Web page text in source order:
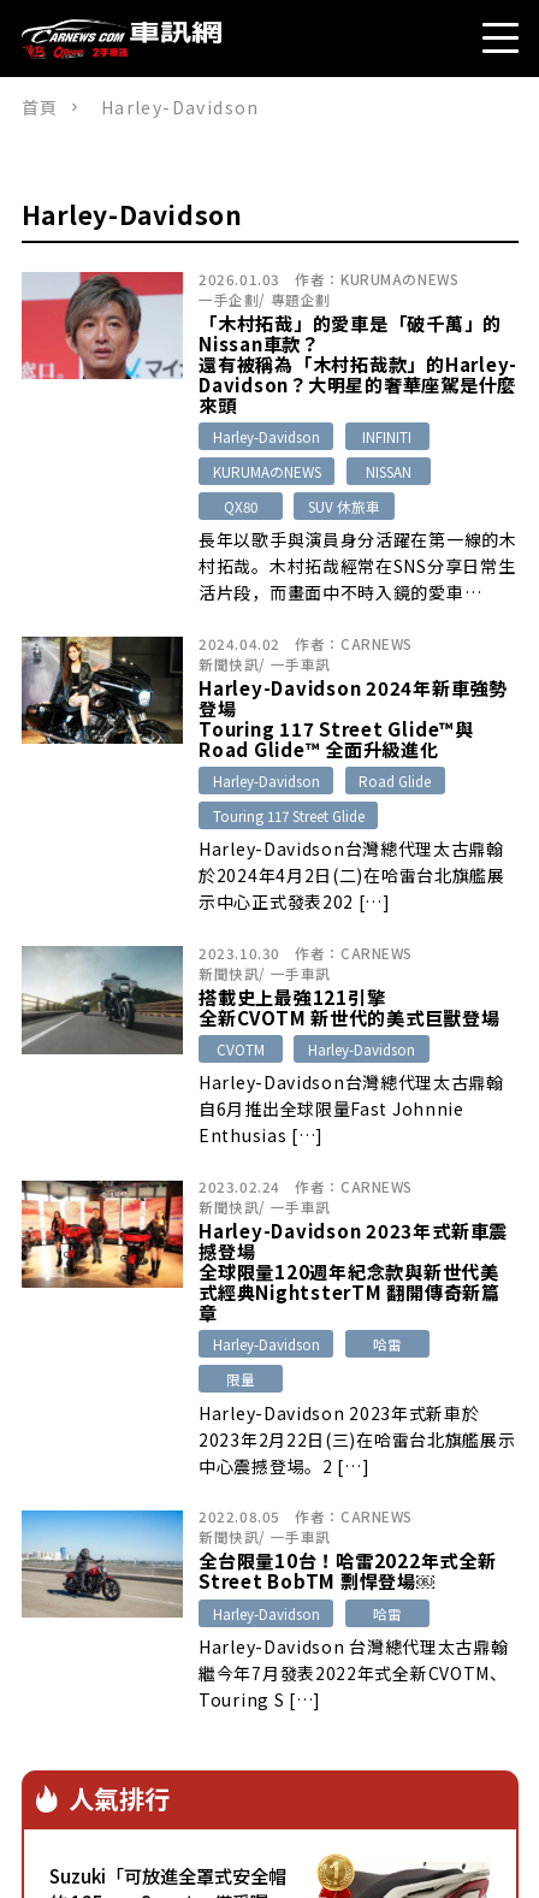
首頁 Harley-Davidson
Harley-Davidson
2026.01.03 作者： KURUMAのNEWS
一手企劃/ 專題企劃
「木村拓哉」的愛車是「破千萬」的
Nissan車款？
還有被稱為「木村拓哉款」的Harley-
Davidson？大明星的奢華座駕是什麼
來頭
Harley-Davidson
INFINITI
KURUMAのNEWS
NISSAN
QX80
SUV 休旅車
長年以歌手與演員身分活躍在第一線的木
村拓哉。木村拓哉經常在SNS分享日常生
活片段，而畫面中不時入鏡的愛車…
2024.04.02 作者： CARNEWS
新聞快訊/ 一手車訊
Harley-Davidson 2024年新車強勢
登場
Touring 117 Street Glide™與
Road Glide™ 全面升級進化
Harley-Davidson
Road Glide
Touring 117 Street Glide
Harley-Davidson台灣總代理太古鼎翰
於2024年4月2日(二)在哈雷台北旗艦展
示中心正式發表202 […]
2023.10.30 作者： CARNEWS
新聞快訊/ 一手車訊
搭載史上最強121引擎
全新CVOTM 新世代的美式巨獸登場
CVOTM Harley-Davidson
Harley-Davidson台灣總代理太古鼎翰
自6月推出全球限量Fast Johnnie
Enthusias […]
2023.02.24 作者： CARNEWS
新聞快訊/ 一手車訊
Harley-Davidson 2023年式新車震
撼登場
全球限量120週年紀念款與新世代美
式經典NightsterTM 翻開傳奇新篇
章
Harley-Davidson
哈雷
限量
Harley-Davidson 2023年式新車於
2023年2月22日(三)在哈雷台北旗艦展示
中心震撼登場。2 […]
2022.08.05 作者： CARNEWS
新聞快訊/ 一手車訊
全台限量10台！哈雷2022年式全新
Street BobTM 剽悍登場￼
Harley-Davidson 哈雷
Harley-Davidson 台灣總代理太古鼎翰
繼今年7月發表2022年式全新CVOTM、
Touring S […]
人氣排行
Suzuki「可放進全罩式安全帽